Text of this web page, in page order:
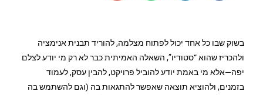
בשוק שבו כל אחד יכול לפתוח מצלמה, להוריד תבנית אנימציה
ולהכריז שהוא “סטודיו”, השאלה האמיתית כבר לא רק מי יודע לצלם
יפה—אלא מי באמת יודע להוביל פרויקט, להבין עסק, לעמוד
בזמנים, ולהוציא תוצאה שאפשר להתגאות בה (וגם להשתמש בה